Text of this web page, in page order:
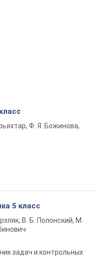
Ф. Я. Божинова,
5 класс
В. Б. Полонский, М.
задач и контрольных